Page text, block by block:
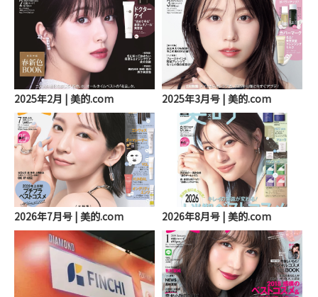
2025年2月 | 美的.com 2025年3月号 | 美的.com
2026年7月号 | 美的.com 2026年8月号 | 美的.com